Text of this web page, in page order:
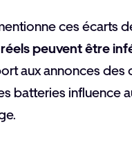
ces écarts
peuvent être
aux annonces des
batteries influence